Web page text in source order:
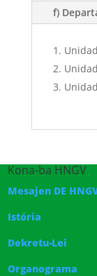
f)
Kona-ba HNGV
Mesajen DE
Istória
Dekretu-Lei
Organograma